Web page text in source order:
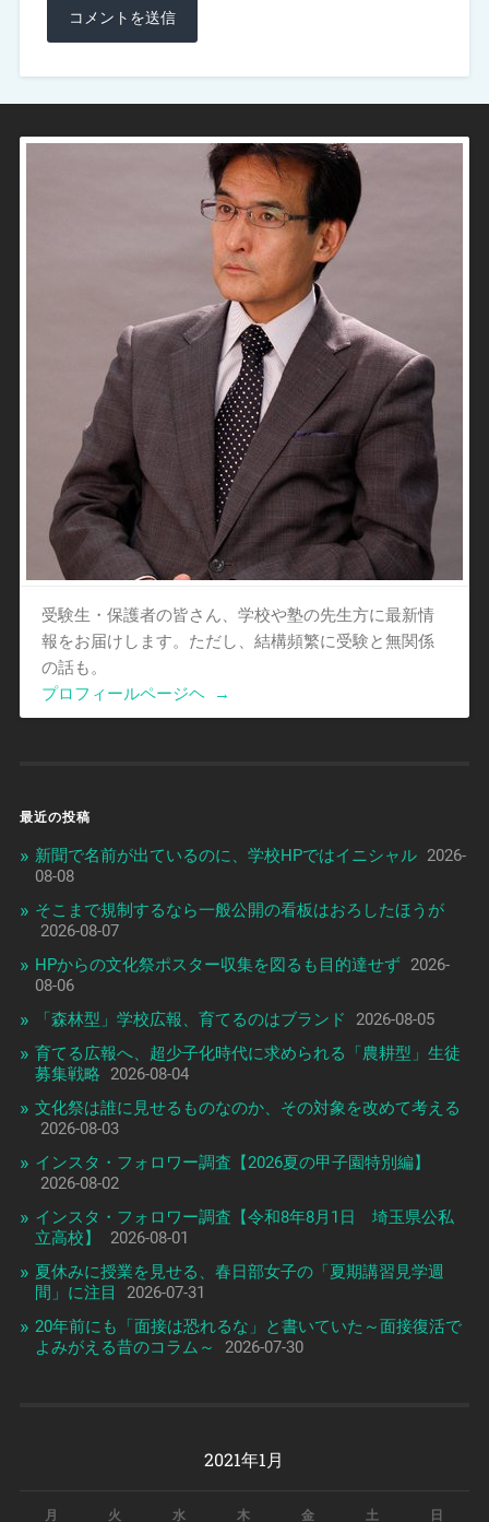
受験生・保護者の皆さん、学校や塾の先生方に最新情
報をお届けします。ただし、結構頻繁に受験と無関係
の話も。
プロフィールページヘ
→
最近の投稿
新聞で名前が出ているのに、学校HPではイニシャル 2026-
08-08
そこまで規制するなら一般公開の看板はおろしたほうが
2026-08-07
HPからの文化祭ポスター収集を図るも目的達せず 2026-
08-06
「森林型」学校広報、育てるのはブランド
2026-08-05
育てる広報へ、超少子化時代に求められる「農耕型」生徒
募集戦略
2026-08-04
文化祭は誰に見せるものなのか、その対象を改めて考える
2026-08-03
インスタ・フォロワー調査【2026夏の甲子園特別編】
2026-08-02
インスタ・フォロワー調査【令和8年8月1日 埼玉県公私
立高校】
2026-08-01
夏休みに授業を見せる、春日部女子の「夏期講習見学週
間」に注目
2026-07-31
20年前にも「面接は恐れるな」と書いていた～面接復活で
よみがえる昔のコラム～
2026-07-30
2021年1月
月 火 水 木 金 土 日